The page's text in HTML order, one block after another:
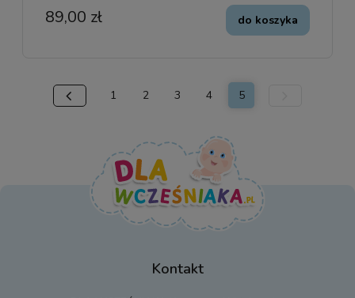
89,00 zł do koszyka
1 2 3 4 5
Kontakt